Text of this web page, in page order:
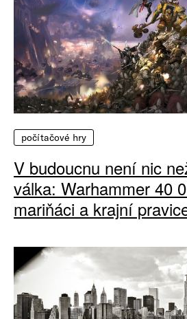
počítačové hry
V budoucnu není nic
válka: Warhammer 40
mariňáci a krajní